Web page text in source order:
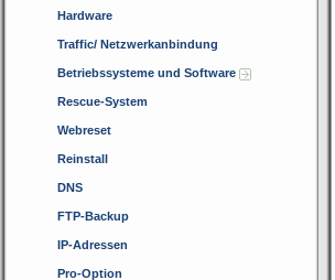
Hardware
Traffic/ Netzwerkanbindung
Betriebssysteme und Software
Rescue-System
Webreset
Reinstall
DNS
FTP-Backup
IP-Adressen
Pro-Option